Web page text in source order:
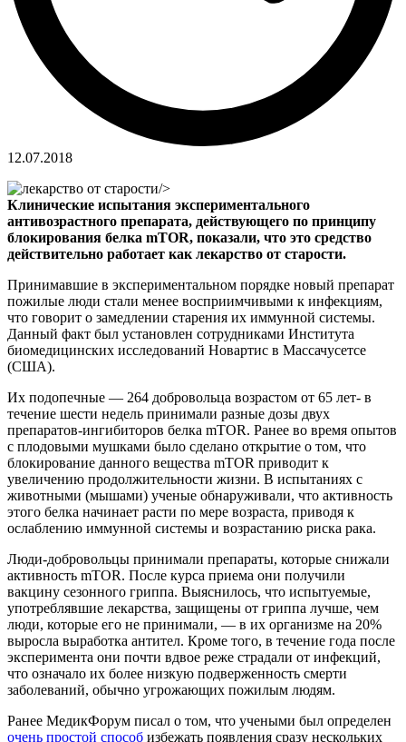
12.07.2018
/>
Клинические испытания экспериментального
антивозрастного препарата, действующего по принципу
блокирования белка mTOR, показали, что это средство
действительно работает как лекарство от старости.
Принимавшие в экспериментальном порядке новый препарат
пожилые люди стали менее восприимчивыми к инфекциям,
что говорит о замедлении старения их иммунной системы.
Данный факт был установлен сотрудниками Института
биомедицинских исследований Новартис в Массачусетсе
(США).
Их подопечные — 264 добровольца возрастом от 65 лет- в
течение шести недель принимали разные дозы двух
препаратов-ингибиторов белка mTOR. Ранее во время опытов
с плодовыми мушками было сделано открытие о том, что
блокирование данного вещества mTOR приводит к
увеличению продолжительности жизни. В испытаниях с
животными (мышами) ученые обнаруживали, что активность
этого белка начинает расти по мере возраста, приводя к
ослаблению иммунной системы и возрастанию риска рака.
Люди-добровольцы принимали препараты, которые снижали
активность mTOR. После курса приема они получили
вакцину сезонного гриппа. Выяснилось, что испытуемые,
употреблявшие лекарства, защищены от гриппа лучше, чем
люди, которые его не принимали, — в их организме на 20%
выросла выработка антител. Кроме того, в течение года после
эксперимента они почти вдвое реже страдали от инфекций,
что означало их более низкую подверженность смерти
заболеваний, обычно угрожающих пожилым людям.
Ранее МедикФорум писал о том, что учеными был определен
очень простой способ избежать появления сразу нескольких